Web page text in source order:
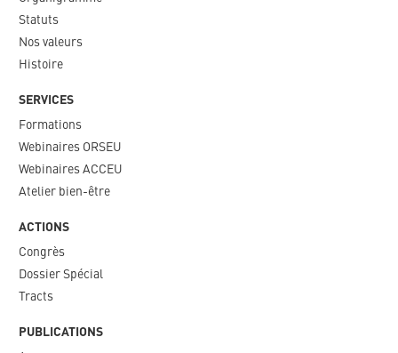
Statuts
Nos valeurs​
Histoire
SERVICES
Formations
Webinaires ORSEU​
Webinaires ACCEU
Atelier bien-être
ACTIONS
Congrès
Dossier Spécial
Tracts
PUBLICATIONS